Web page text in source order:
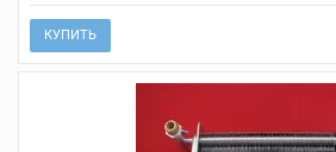
КУПИТЬ